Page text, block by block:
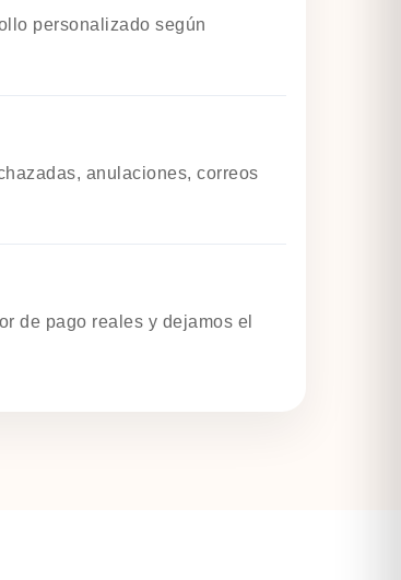
personalizado según
anulaciones, correos
de pago reales y dejamos el